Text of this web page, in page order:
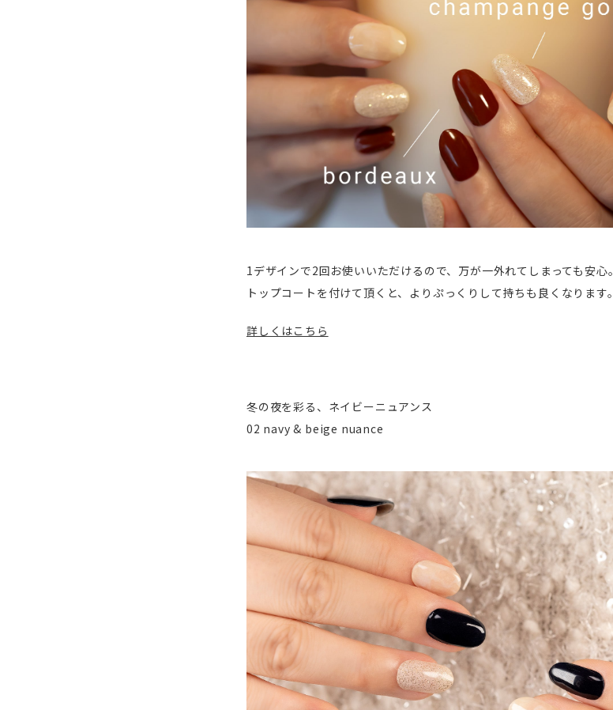
1デザインで2回お使いいただけるので、万が一外れてしまっても安心。
トップコートを付けて頂くと、よりぷっくりして持ちも良くなります。
詳しくはこちら
冬の夜を彩る、ネイビーニュアンス
02 navy & beige nuance